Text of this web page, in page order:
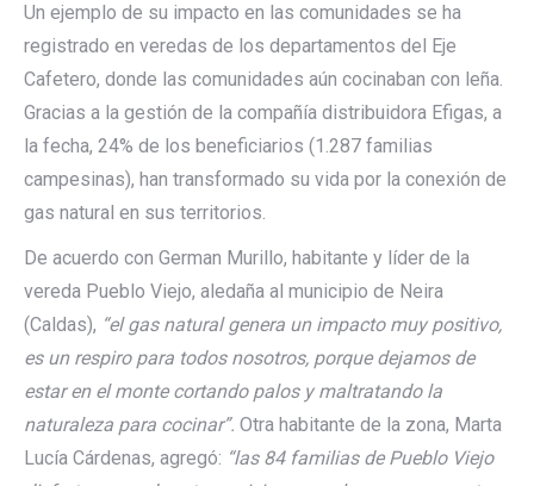
Un ejemplo de su impacto en las comunidades se ha
registrado en veredas de los departamentos del Eje
Cafetero, donde las comunidades aún cocinaban con leña.
Gracias a la gestión de la compañía distribuidora Efigas, a
la fecha, 24% de los beneficiarios (1.287 familias
campesinas), han transformado su vida por la conexión de
gas natural en sus territorios.
De acuerdo con German Murillo, habitante y líder de la
vereda Pueblo Viejo, aledaña al municipio de Neira
(Caldas), “el gas natural genera un impacto muy positivo,
es un respiro para todos nosotros, porque dejamos de
estar en el monte cortando palos y maltratando la
naturaleza para cocinar”. Otra habitante de la zona, Marta
Lucía Cárdenas, agregó: “las 84 familias de Pueblo Viejo